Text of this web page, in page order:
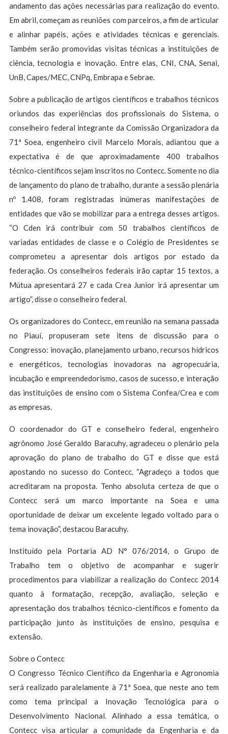
andamento das ações necessárias para realização do evento.
Em abril, começam as reuniões com parceiros, a fim de articular
e alinhar papéis, ações e atividades técnicas e gerenciais.
Também serão promovidas visitas técnicas a instituições de
ciência, tecnologia e inovação. Entre elas, CNI, CNA, Senai,
UnB, Capes/MEC, CNPq, Embrapa e Sebrae.
Sobre a publicação de artigos científicos e trabalhos técnicos
oriundos das experiências dos profissionais do Sistema, o
conselheiro federal integrante da Comissão Organizadora da
71ª Soea, engenheiro civil Marcelo Morais, adiantou que a
expectativa é de que aproximadamente 400 trabalhos
técnico-científicos sejam inscritos no Contecc. Somente no dia
de lançamento do plano de trabalho, durante a sessão plenária
nº 1.408, foram registradas inúmeras manifestações de
entidades que vão se mobilizar para a entrega desses artigos.
“O Cden irá contribuir com 50 trabalhos científicos de
variadas entidades de classe e o Colégio de Presidentes se
comprometeu a apresentar dois artigos por estado da
federação. Os conselheiros federais irão captar 15 textos, a
Mútua apresentará 27 e cada Crea Junior irá apresentar um
artigo”, disse o conselheiro federal.
Os organizadores do Contecc, em reunião na semana passada
no Piauí, propuseram sete itens de discussão para o
Congresso: inovação, planejamento urbano, recursos hídricos
e energéticos, tecnologias inovadoras na agropecuária,
incubação e empreendedorismo, casos de sucesso, e interação
das instituições de ensino com o Sistema Confea/Crea e com
as empresas.
O coordenador do GT e conselheiro federal, engenheiro
agrônomo José Geraldo Baracuhy, agradeceu o plenário pela
aprovação do plano de trabalho do GT e disse que está
apostando no sucesso do Contecc. “Agradeço a todos que
acreditaram na proposta. Tenho absoluta certeza de que o
Contecc será um marco importante na Soea e uma
oportunidade de deixar um excelente legado voltado para o
tema inovação”, destacou Baracuhy.
Instituído pela Portaria AD N° 076/2014, o Grupo de
Trabalho tem o objetivo de acompanhar e sugerir
procedimentos para viabilizar a realização do Contecc 2014
quanto à formatação, recepção, avaliação, seleção e
apresentação dos trabalhos técnico-científicos e fomento da
participação junto às instituições de ensino, pesquisa e
extensão.
Sobre o Contecc
O Congresso Técnico Científico da Engenharia e Agronomia
será realizado paralelamente à 71ª Soea, que neste ano tem
como tema principal a Inovação Tecnológica para o
Desenvolvimento Nacional. Alinhado a essa temática, o
Contecc visa articular a comunidade da Engenharia e da